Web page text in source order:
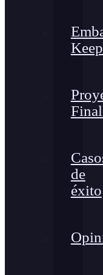
de
éxito